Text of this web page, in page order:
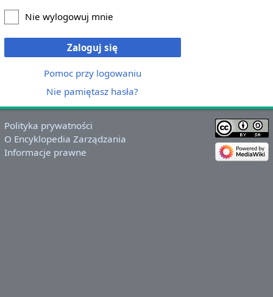
Nie wylogowuj mnie
Zaloguj się
Pomoc przy logowaniu
Nie pamiętasz hasła?
Polityka prywatności
O Encyklopedia Zarządzania
Informacje prawne